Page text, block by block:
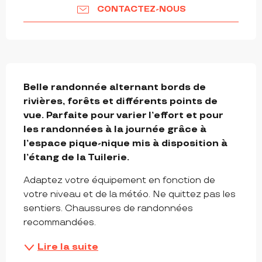
CONTACTEZ-NOUS
Belle randonnée alternant bords de
rivières, forêts et différents points de
vue. Parfaite pour varier l’effort et pour
les randonnées à la journée grâce à
l’espace pique-nique mis à disposition à
l’étang de la Tuilerie.
Adaptez votre équipement en fonction de
votre niveau et de la météo. Ne quittez pas les
sentiers. Chaussures de randonnées
recommandées.
Lire la suite